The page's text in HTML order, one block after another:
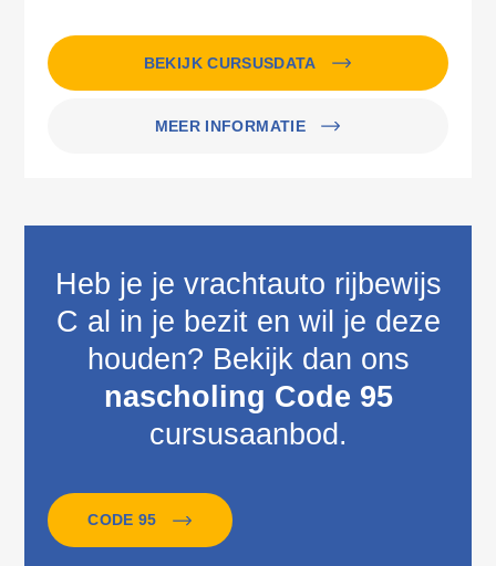
BEKIJK CURSUSDATA
MEER INFORMATIE
Heb je je vrachtauto rijbewijs
C al in je bezit en wil je deze
houden? Bekijk dan ons
nascholing Code 95
cursusaanbod.
CODE 95